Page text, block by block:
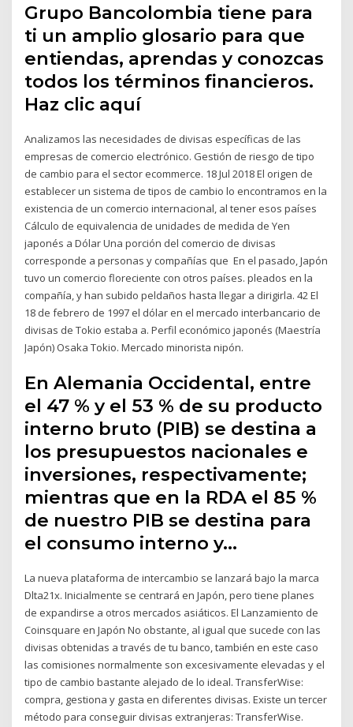
Grupo Bancolombia tiene para
ti un amplio glosario para que
entiendas, aprendas y conozcas
todos los términos financieros.
Haz clic aquí
Analizamos las necesidades de divisas específicas de las
empresas de comercio electrónico. Gestión de riesgo de tipo
de cambio para el sector ecommerce. 18 Jul 2018 El origen de
establecer un sistema de tipos de cambio lo encontramos en la
existencia de un comercio internacional, al tener esos países
Cálculo de equivalencia de unidades de medida de Yen
japonés a Dólar Una porción del comercio de divisas
corresponde a personas y compañías que En el pasado, Japón
tuvo un comercio floreciente con otros países. pleados en la
compañía, y han subido peldaños hasta llegar a dirigirla. 42 El
18 de febrero de 1997 el dólar en el mercado interbancario de
divisas de Tokio estaba a. Perfil económico japonés (Maestría
Japón) Osaka Tokio. Mercado minorista nipón.
En Alemania Occidental, entre
el 47 % y el 53 % de su producto
interno bruto (PIB) se destina a
los presupuestos nacionales e
inversiones, respectivamente;
mientras que en la RDA el 85 %
de nuestro PIB se destina para
el consumo interno y…
La nueva plataforma de intercambio se lanzará bajo la marca
Dlta21x. Inicialmente se centrará en Japón, pero tiene planes
de expandirse a otros mercados asiáticos. El Lanzamiento de
Coinsquare en Japón No obstante, al igual que sucede con las
divisas obtenidas a través de tu banco, también en este caso
las comisiones normalmente son excesivamente elevadas y el
tipo de cambio bastante alejado de lo ideal. TransferWise:
compra, gestiona y gasta en diferentes divisas. Existe un tercer
método para conseguir divisas extranjeras: TransferWise.